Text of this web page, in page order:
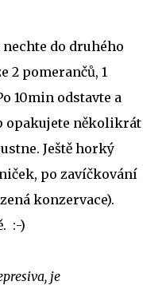
do druhého
2 pomerančů, 1
10min odstavte a
opakujete několikrát
Ještě horký
po zavíčkování
konzervace).
:-)
je